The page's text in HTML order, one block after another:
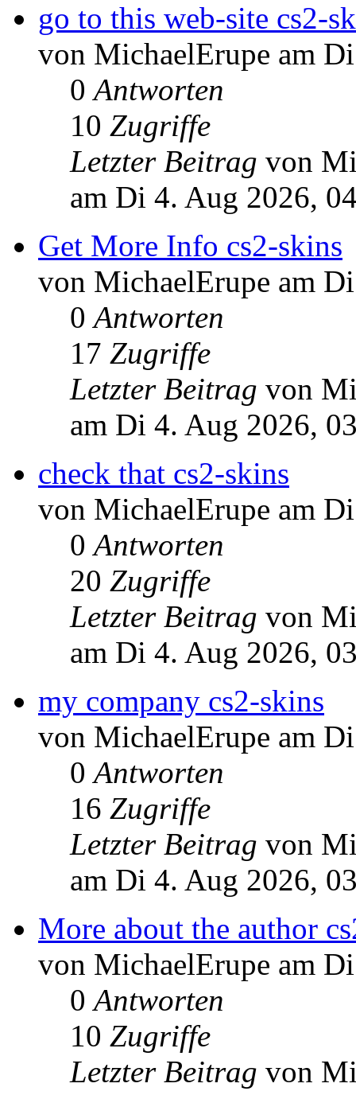
go to this web-site cs2-
von MichaelErupe am
0Antworten
10 Zugriffe
Letzter Beitrag von
am Di 4. Aug 2026,
Get More Info cs2-skins
von MichaelErupe am
0Antworten
17 Zugriffe
Letzter Beitrag von
am Di 4. Aug 2026,
check that cs2-skins
von MichaelErupe am
0Antworten
20 Zugriffe
Letzter Beitrag von
am Di 4. Aug 2026,
my company cs2-skins
von MichaelErupe am
0Antworten
16 Zugriffe
Letzter Beitrag von
am Di 4. Aug 2026,
More about the author
von MichaelErupe am
0Antworten
10 Zugriffe
Letzter Beitrag von